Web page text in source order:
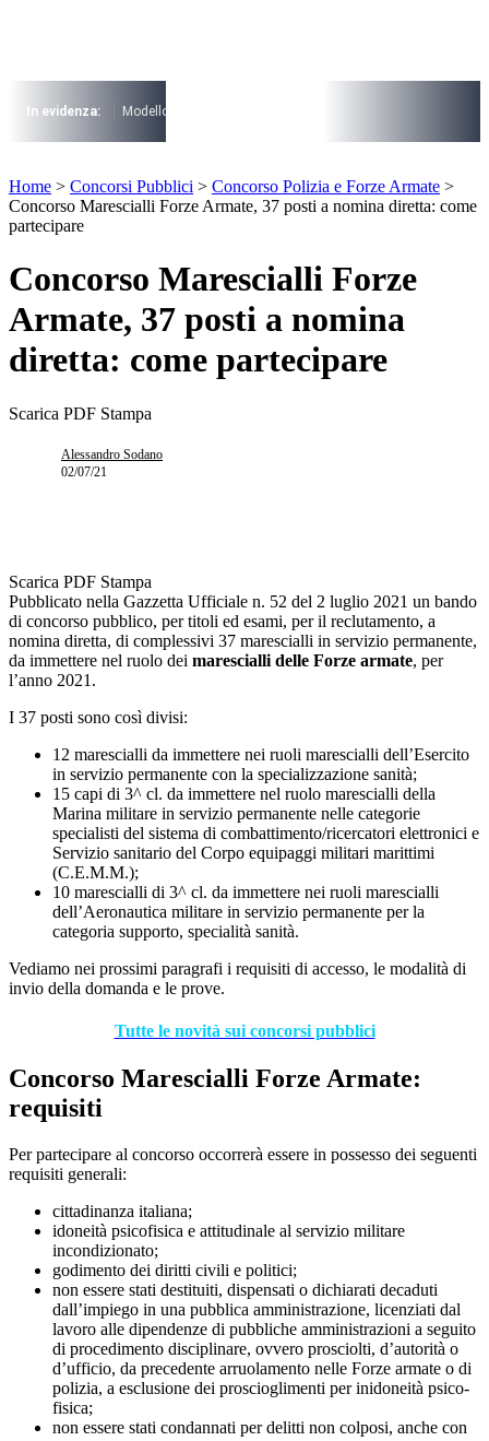
I più cercati
Lorem ipsum dolor sit amet consectetur
Lorem ipsum dolor sit amet consectetur
In evidenza: Modello 730
Lorem ipsum dolor sit amet consectetur
Home > Concorsi Pubblici > Concorso Polizia e Forze Armate >
Concorso Marescialli Forze Armate, 37 posti a nomina diretta: come
partecipare
Concorso Marescialli Forze
Armate, 37 posti a nomina
diretta: come partecipare
Scarica PDF Stampa
Alessandro Sodano
02/07/21
Scarica PDF Stampa
Pubblicato nella Gazzetta Ufficiale n. 52 del 2 luglio 2021 un bando
di concorso pubblico, per titoli ed esami, per il reclutamento, a
nomina diretta, di complessivi 37 marescialli in servizio permanente,
da immettere nel ruolo dei marescialli delle Forze armate, per
l’anno 2021.
I 37 posti sono così divisi:
12 marescialli da immettere nei ruoli marescialli dell’Esercito
in servizio permanente con la specializzazione sanità;
15 capi di 3^ cl. da immettere nel ruolo marescialli della
Marina militare in servizio permanente nelle categorie
specialisti del sistema di combattimento/ricercatori elettronici e
Servizio sanitario del Corpo equipaggi militari marittimi
(C.E.M.M.);
10 marescialli di 3^ cl. da immettere nei ruoli marescialli
dell’Aeronautica militare in servizio permanente per la
categoria supporto, specialità sanità.
Vediamo nei prossimi paragrafi i requisiti di accesso, le modalità di
invio della domanda e le prove.
Tutte le novità sui concorsi pubblici
Concorso Marescialli Forze Armate:
requisiti
Per partecipare al concorso occorrerà essere in possesso dei seguenti
requisiti generali:
cittadinanza italiana;
idoneità psicofisica e attitudinale al servizio militare
incondizionato;
godimento dei diritti civili e politici;
non essere stati destituiti, dispensati o dichiarati decaduti
dall’impiego in una pubblica amministrazione, licenziati dal
lavoro alle dipendenze di pubbliche amministrazioni a seguito
di procedimento disciplinare, ovvero prosciolti, d’autorità o
d’ufficio, da precedente arruolamento nelle Forze armate o di
polizia, a esclusione dei proscioglimenti per inidoneità psico-
fisica;
non essere stati condannati per delitti non colposi, anche con